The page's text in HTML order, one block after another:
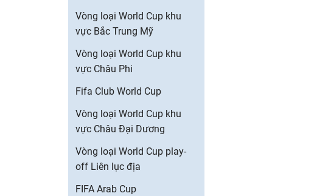
Vòng loại World Cup khu
vực Bắc Trung Mỹ
Vòng loại World Cup khu
vực Châu Phi
Fifa Club World Cup
Vòng loại World Cup khu
vực Châu Đại Dương
Vòng loại World Cup play-
off Liên lục địa
FIFA Arab Cup